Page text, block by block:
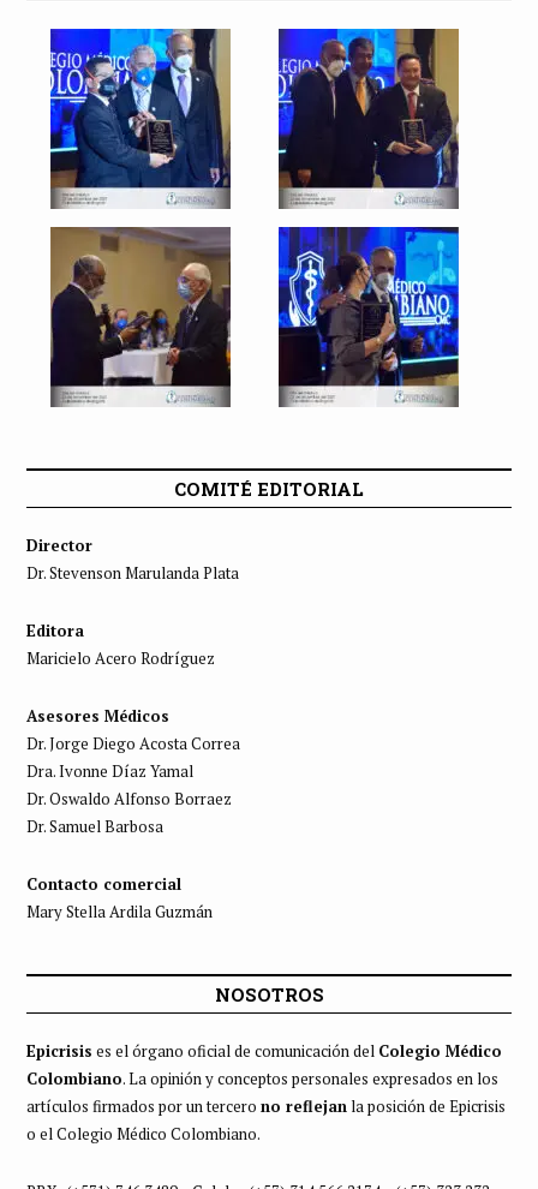
COMITÉ EDITORIAL
Director
Dr. Stevenson Marulanda Plata
Editora
Maricielo Acero Rodríguez
Asesores Médicos
Dr. Jorge Diego Acosta Correa
Dra. Ivonne Díaz Yamal
Dr. Oswaldo Alfonso Borraez
Dr. Samuel Barbosa
Contacto comercial
Mary Stella Ardila Guzmán
NOSOTROS
Epicrisis es el órgano oficial de comunicación del Colegio Médico
Colombiano. La opinión y conceptos personales expresados en los
artículos firmados por un tercero no reflejanla posición de Epicrisis
o el Colegio Médico Colombiano.